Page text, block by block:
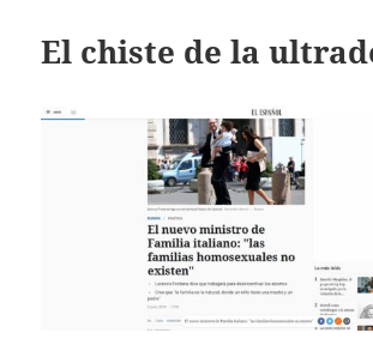
El chiste de la